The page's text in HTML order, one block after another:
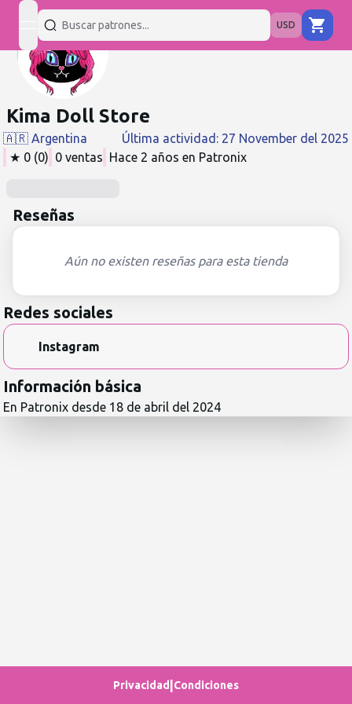
open navigation menu
USD
Kima Doll Store
🇦🇷 Argentina Última actividad : 27 November del 2025
★ 0 (0) 0 ventas Hace 2 años en Patronix
Reseñas
Aún no existen reseñas para esta tienda
Redes sociales
Instagram
Información básica
En Patronix desde 18 de abril del 2024
Privacidad Condiciones